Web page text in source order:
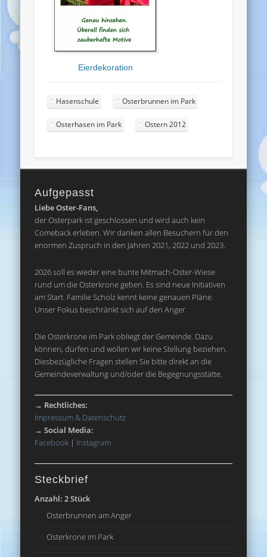
Eierdekoration
Hasenschule Osterbrunnen im Park
Osterhasen im Park Ostern 2012
Aufgepasst
Liebe Oster-Fans,
der Osterpark ist geschlossen und wird auch kein
Comeback erleben. Wir danken allen Besuchern für den
enormen Zuspruch in den Jahren 2021, 2022 und 2023.
2026 soll es wieder eine bunte Mitmach-Oster-Wiese
rund um die Osterkrone geben. Es sind neue Initiativen
am Start. Familie Scholz kennt keine genauen Pläne.
Unser Fokus beschränkt sich auf den Anger.
Die Osterkrone im Park obliegt der Gemeinde. Dazu
können, dürfen und wollen wir keine Stellung beziehen.
Diesbezügliche Fragen stellen Sie bitte direkt an die
Gemeindeverwaltung und/oder die Begegnungsstätte.
→ Rechtliches:
Impressum & Datenschutz
→Social Media:
Facebook | Instagram
Steckbrief
Anzahl: 2 Stück
Osterbrunnen am Anger
Osterkrone im Park